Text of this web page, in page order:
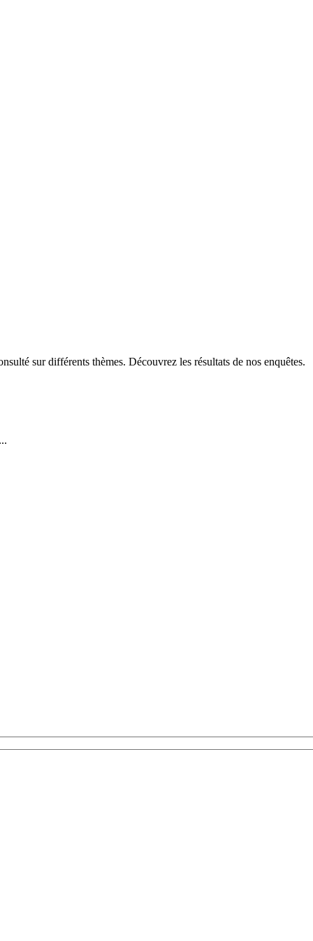
sur différents thèmes. Découvrez les résultats de nos enquêtes.